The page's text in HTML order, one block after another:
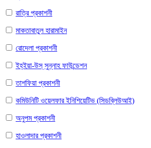
রাত্রি প্রকাশনী
মাকতাবাতুল হারামাইন
রোদেলা প্রকাশনী
ইহ্ইয়া-উস্ সুন্নাহ ফাউন্ডেশন
তাশফিয়া প্রকাশনী
কমিউনিটি ওয়েলফার ইনিশিয়েটিভ (সিডব্লিউআই)
অনুপম প্রকাশনী
হাওলাদার প্রকাশনী